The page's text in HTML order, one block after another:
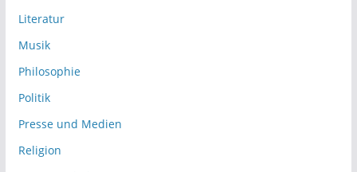
Literatur
Musik
Philosophie
Politik
Presse und Medien
Religion